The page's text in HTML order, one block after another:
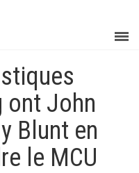
ont John
Blunt en
le MCU